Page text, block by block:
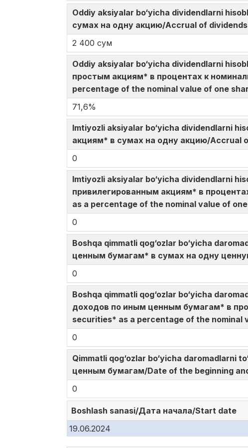
Oddiy aksiyalar bo‘yicha dividendlarni
сумах на одну акцию/Accrual of
2 400 сум
Oddiy aksiyalar bo‘yicha dividendlarni
простым акциям* в процентах к
percentage of the nominal value of one
71,6%
Imtiyozli aksiyalar bo‘yicha dividendlarni
акциям* в сумах на одну акцию/Accrual
0
Imtiyozli aksiyalar bo‘yicha dividendlarni
привилегированным акциям* в
as a percentage of the nominal value of
0
Boshqa qimmatli qog‘ozlar bo‘yicha
ценным бумагам* в сумах на одну
0
Boshqa qimmatli qog‘ozlar bo‘yicha
доходов по иным ценным бумагам* в
securities* as a percentage of the nominal
0
Qimmatli qog‘ozlar bo‘yicha daromadlarni
ценным бумагам/Date of the beginning
0
Boshlash sanasi/Дата начала/Start date
19.06.2024